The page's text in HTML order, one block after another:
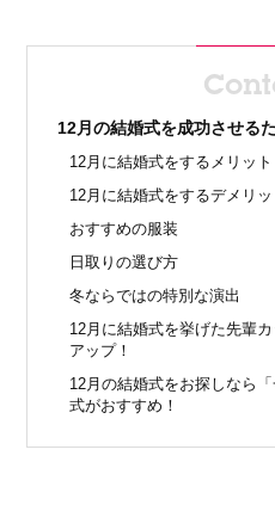
12月の結婚式を成功させる
12月に結婚式をするメリット
12月に結婚式をするデメリッ
おすすめの服装
日取りの選び方
冬ならではの特別な演出
12月に結婚式を挙げた先輩
アップ！
12月の結婚式をお探しなら
式がおすすめ！